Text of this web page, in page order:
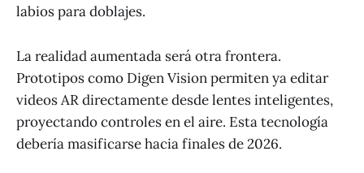
labios para doblajes.
La realidad aumentada será otra frontera.
Prototipos como Digen Vision permiten ya editar
videos AR directamente desde lentes inteligentes,
proyectando controles en el aire. Esta tecnología
debería masificarse hacia finales de 2026.